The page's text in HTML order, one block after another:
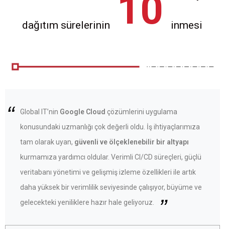
dağıtım sürelerinin 10 inmesi
“ Global IT’nin Google Cloud çözümlerini uygulama
konusundaki uzmanlığı çok değerli oldu. İş ihtiyaçlarımıza
tam olarak uyan, güvenli ve ölçeklenebilir bir altyapı
kurmamıza yardımcı oldular. Verimli CI/CD süreçleri, güçlü
veritabanı yönetimi ve gelişmiş izleme özellikleri ile artık
daha yüksek bir verimlilik seviyesinde çalışıyor, büyüme ve
gelecekteki yeniliklere hazır hale geliyoruz.
“